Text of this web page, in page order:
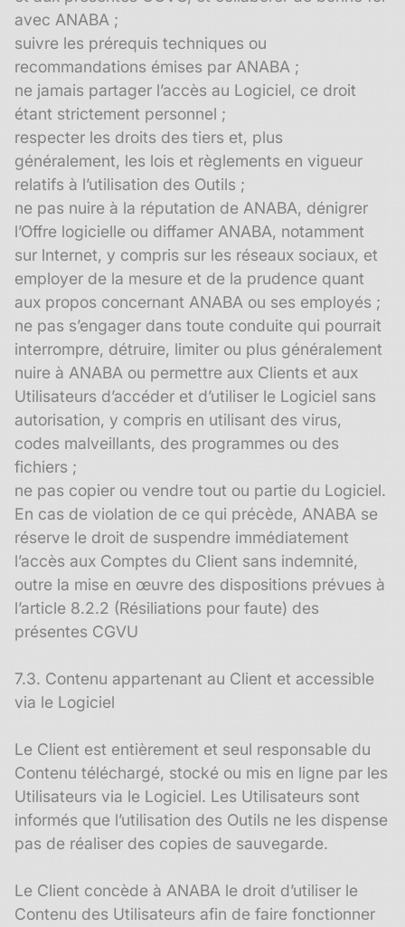
avec ANABA ;
suivre les prérequis techniques ou
recommandations émises par ANABA ;
ne jamais partager l’accès au Logiciel, ce droit
étant strictement personnel ;
respecter les droits des tiers et, plus
généralement, les lois et règlements en vigueur
relatifs à l’utilisation des Outils ;
ne pas nuire à la réputation de ANABA, dénigrer
l’Offre logicielle ou diffamer ANABA, notamment
sur lnternet, y compris sur les réseaux sociaux, et
employer de la mesure et de la prudence quant
aux propos concernant ANABA ou ses employés ;
ne pas s’engager dans toute conduite qui pourrait
interrompre, détruire, limiter ou plus généralement
nuire à ANABA ou permettre aux Clients et aux
Utilisateurs d’accéder et d’utiliser le Logiciel sans
autorisation, y compris en utilisant des virus,
codes malveillants, des programmes ou des
fichiers ;
ne pas copier ou vendre tout ou partie du Logiciel.
En cas de violation de ce qui précède, ANABA se
réserve le droit de suspendre immédiatement
l’accès aux Comptes du Client sans indemnité,
outre la mise en œuvre des dispositions prévues à
l’article 8.2.2 (Résiliations pour faute) des
présentes CGVU
7.3. Contenu appartenant au Client et accessible
via le Logiciel
Le Client est entièrement et seul responsable du
Contenu téléchargé, stocké ou mis en ligne par les
Utilisateurs via le Logiciel. Les Utilisateurs sont
informés que l’utilisation des Outils ne les dispense
pas de réaliser des copies de sauvegarde.
Le Client concède à ANABA le droit d’utiliser le
Contenu des Utilisateurs afin de faire fonctionner